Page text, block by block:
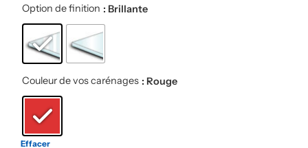
Option de finition : Brillante
Couleur de vos carénages : Rouge
Effacer